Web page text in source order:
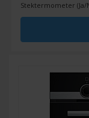
Stektermometer (Ja/